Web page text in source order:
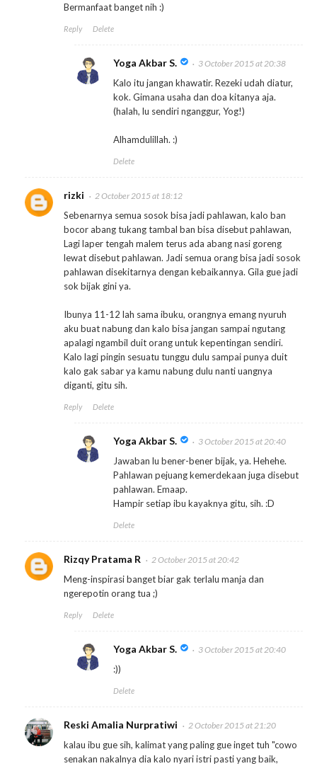
Bermanfaat banget nih :)
Reply Delete
Yoga Akbar S. 3 October 2015 at 20:38
Kalo itu jangan khawatir. Rezeki udah diatur,
kok. Gimana usaha dan doa kitanya aja.
(halah, lu sendiri nganggur, Yog!)
Alhamdulillah. :)
Delete
rizki 2 October 2015 at 18:12
Sebenarnya semua sosok bisa jadi pahlawan, kalo ban
bocor abang tukang tambal ban bisa disebut pahlawan,
Lagi laper tengah malem terus ada abang nasi goreng
lewat disebut pahlawan. Jadi semua orang bisa jadi sosok
pahlawan disekitarnya dengan kebaikannya. Gila gue jadi
sok bijak gini ya.
Ibunya 11-12 lah sama ibuku, orangnya emang nyuruh
aku buat nabung dan kalo bisa jangan sampai ngutang
apalagi ngambil duit orang untuk kepentingan sendiri.
Kalo lagi pingin sesuatu tunggu dulu sampai punya duit
kalo gak sabar ya kamu nabung dulu nanti uangnya
diganti, gitu sih.
Reply Delete
Yoga Akbar S. 3 October 2015 at 20:40
Jawaban lu bener-bener bijak, ya. Hehehe.
Pahlawan pejuang kemerdekaan juga disebut
pahlawan. Emaap.
Hampir setiap ibu kayaknya gitu, sih. :D
Delete
Rizqy Pratama R 2 October 2015 at 20:42
Meng-inspirasi banget biar gak terlalu manja dan
ngerepotin orang tua ;)
Reply Delete
Yoga Akbar S. 3 October 2015 at 20:40
:))
Delete
Reski Amalia Nurpratiwi 2 October 2015 at 21:20
kalau ibu gue sih, kalimat yang paling gue inget tuh "cowo
senakan nakalnya dia kalo nyari istri pasti yang baik,